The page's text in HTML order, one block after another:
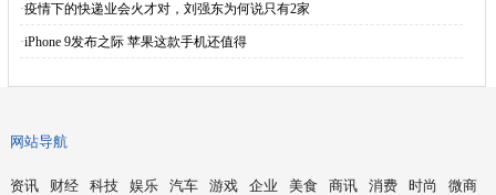
·疫情下的快递业会火才对，刘强东为何说只有2家
·iPhone 9发布之际 苹果这款手机还值得
网站导航
资讯 财经 科技 娱乐 汽车 游戏 企业 美食 商讯 消费 时尚 微商